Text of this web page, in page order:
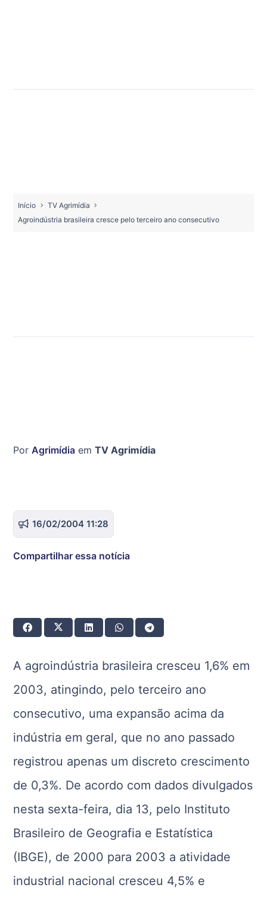
Início
TV Agrimídia
Agroindústria brasileira cresce pelo terceiro ano consecutivo
Por Agrimídia em TV Agrimídia
16/02/2004 11:28
Compartilhar essa notícia
A agroindústria brasileira cresceu 1,6% em
2003, atingindo, pelo terceiro ano
consecutivo, uma expansão acima da
indústria em geral, que no ano passado
registrou apenas um discreto crescimento
de 0,3%. De acordo com dados divulgados
nesta sexta-feira, dia 13, pelo Instituto
Brasileiro de Geografia e Estatística
(IBGE), de 2000 para 2003 a atividade
industrial nacional cresceu 4,5% e